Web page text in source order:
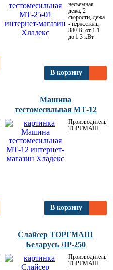
несъемная
дежа, 2
скорости, дежа
- нерж.сталь,
380 В, от 1.1
до 1.3 кВт
В корзину
Машина
тестомесильная МТ-12
Производитель:
ТОРГМАШ
В корзину
Слайсер ТОРГМАШ
Беларусь ЛР-250
Производитель:
ТОРГМАШ